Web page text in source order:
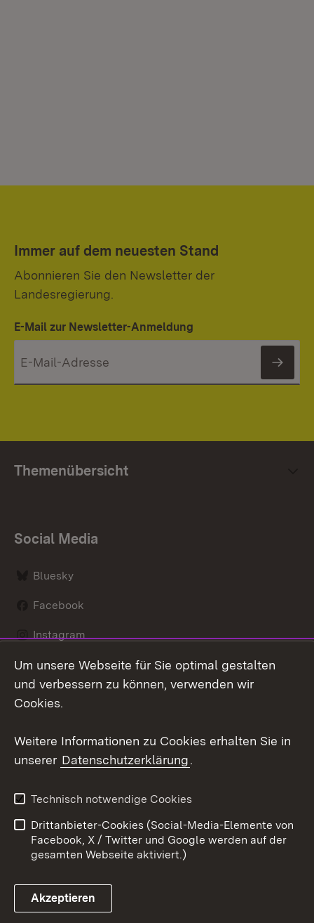
Immer auf dem neuesten Stand
Abonnieren Sie den Newsletter der
Landesregierung.
E-Mail zur Newsletter-Anmeldung
Themenübersicht
Social Media
Bluesky
Facebook
Instagram
LinkedIn
Link zum Landesportal
Datenschutz
Barrierefreiheit
Impressum
Cookies
Um unsere Webseite für Sie optimal gestalten
und verbessern zu können, verwenden wir
Cookies.
Weitere Informationen zu Cookies erhalten Sie in
unserer Datenschutzerklärung.
Technisch notwendige Cookies
Drittanbieter-Cookies (Social-Media-Elemente von
Facebook, X / Twitter und Google werden auf der
gesamten Webseite aktiviert.)
Akzeptieren